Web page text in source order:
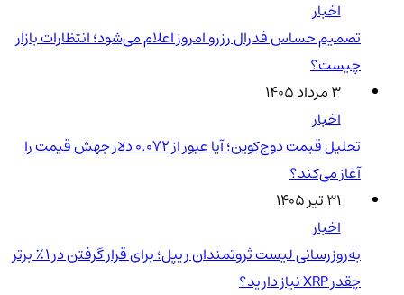
اخبار
تصمیم حساس فدرال رزرو امروز اعلام می‌شود؛ انتظارات بازار
چیست؟
۳ مرداد ۱۴۰۵
اخبار
تحلیل قیمت دوج‌کوین؛ آیا عبور از ۰.۰۷۲ دلار جهش قیمت را
آغاز می‌کند؟
۳۱ تیر ۱۴۰۵
اخبار
به‌روزرسانی لیست ثروتمندان ریپل؛ برای قرار گرفتن در ۱٪ برتر
چقدر XRP نیاز دارید؟